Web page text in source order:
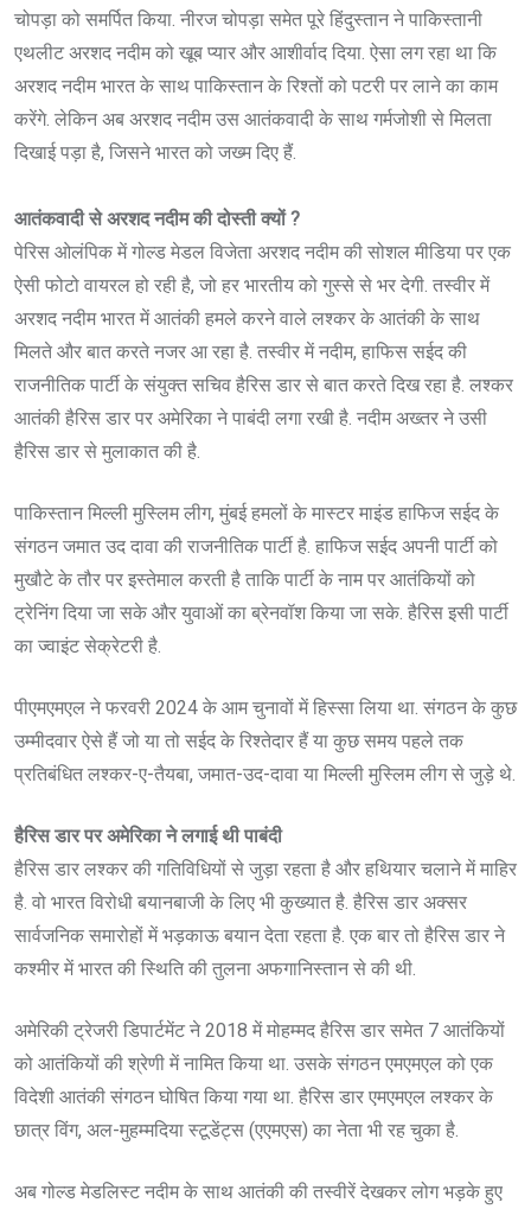
चोपड़ा को समर्पित किया. नीरज चोपड़ा समेत पूरे हिंदुस्तान ने पाकिस्तानी
एथलीट अरशद नदीम को खूब प्यार और आशीर्वाद दिया. ऐसा लग रहा था कि
अरशद नदीम भारत के साथ पाकिस्तान के रिश्तों को पटरी पर लाने का काम
करेंगे. लेकिन अब अरशद नदीम उस आतंकवादी के साथ गर्मजोशी से मिलता
दिखाई पड़ा है, जिसने भारत को जख्म दिए हैं.
आतंकवादी से अरशद नदीम की दोस्ती क्यों ?
पेरिस ओलंपिक में गोल्ड मेडल विजेता अरशद नदीम की सोशल मीडिया पर एक
ऐसी फोटो वायरल हो रही है, जो हर भारतीय को गुस्से से भर देगी. तस्‍वीर में
अरशद नदीम भारत में आतंकी हमले करने वाले लश्कर के आतंकी के साथ
मिलते और बात करते नजर आ रहा है. तस्वीर में नदीम, हाफिस सईद की
राजनीतिक पार्टी के संयुक्त सचिव हैरिस डार से बात करते दिख रहा है. लश्कर
आतंकी हैरिस डार पर अमेरिका ने पाबंदी लगा रखी है. नदीम अख्तर ने उसी
हैरिस डार से मुलाकात की है.
पाकिस्तान मिल्ली मुस्लिम लीग, मुंबई हमलों के मास्‍टर माइंड हाफ‍िज सईद के
संगठन जमात उद दावा की राजनीत‍िक पार्टी है. हाफिज सईद अपनी पार्टी को
मुखौटे के तौर पर इस्तेमाल करती है ताकि पार्टी के नाम पर आतंकियों को
ट्रेनिंग दिया जा सके और युवाओं का ब्रेनवॉश किया जा सके. हैरिस इसी पार्टी
का ज्वाइंट सेक्रेटरी है.
पीएमएमएल ने फरवरी 2024 के आम चुनावों में हिस्सा लिया था. संगठन के कुछ
उम्मीदवार ऐसे हैं जो या तो सईद के रिश्तेदार हैं या कुछ समय पहले तक
प्रतिबंधित लश्कर-ए-तैयबा, जमात-उद-दावा या मिल्ली मुस्लिम लीग से जुड़े थे.
हैरिस डार पर अमेरिका ने लगाई थी पाबंदी
हैरिस डार लश्कर की गतिविधियों से जुड़ा रहता है और हथियार चलाने में माहिर
है. वो भारत विरोधी बयानबाजी के लिए भी कुख्यात है. हैरिस डार अक्सर
सार्वजनिक समारोहों में भड़काऊ बयान देता रहता है. एक बार तो हैरिस डार ने
कश्मीर में भारत की स्थिति की तुलना अफगानिस्तान से की थी.
अमेर‍िकी ट्रेजरी डिपार्टमेंट ने 2018 में मोहम्मद हैरिस डार समेत 7 आतंकियों
को आतंकियों की श्रेणी में नामित किया था. उसके संगठन एमएमएल को एक
विदेशी आतंकी संगठन घोषित क‍िया गया था. हैरिस डार एमएमएल लश्कर के
छात्र विंग, अल-मुहम्मदिया स्टूडेंट्स (एएमएस) का नेता भी रह चुका है.
अब गोल्ड मेडलिस्ट नदीम के साथ आतंकी की तस्वीरें देखकर लोग भड़के हुए